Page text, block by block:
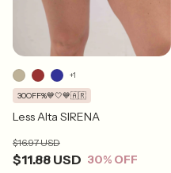
Less Alta SIRENA
$11.88 USD
$16.97 USD
30% OFF
30OFF%💙🤍💙🇦🇷
+1